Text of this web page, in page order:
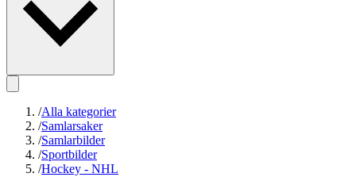
/Alla kategorier
/Samlarsaker
/Samlarbilder
/Sportbilder
/Hockey - NHL